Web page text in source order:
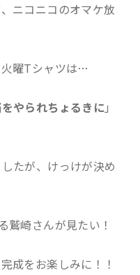
ニコニコのオマケ放
曜Tシャツは…
やられちょるきに」
たが、けっけが決め
鷲崎さんが見たい！
成をお楽しみに！！